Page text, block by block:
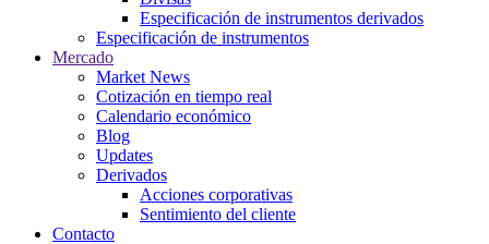
Especificación de instrumentos derivados
Especificación de instrumentos
Mercado
Market News
Cotización en tiempo real
Calendario económico
Blog
Updates
Derivados
Acciones corporativas
Sentimiento del cliente
Contacto